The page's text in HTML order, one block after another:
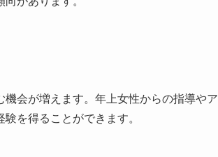
会が増えます。年上女性からの指導やア
を得ることができます。